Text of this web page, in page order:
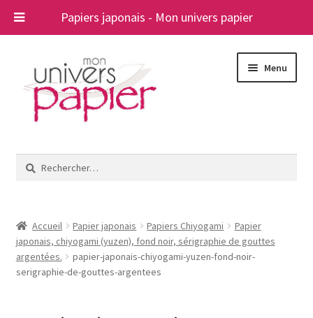
Papiers japonais - Mon univers papier
navigation
contenu
Menu
le
A propos
Contact
Rechercher :
Accueil Papier japonais Papiers Chiyogami
Papier
japonais, chiyogami (yuzen), fond noir, sérigraphie de gouttes
argentées.
papier-japonais-chiyogami-yuzen-fond-noir-
serigraphie-de-gouttes-argentees